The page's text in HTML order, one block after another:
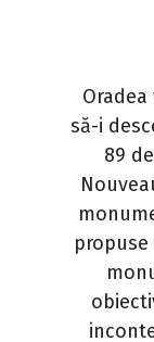
să-i
89